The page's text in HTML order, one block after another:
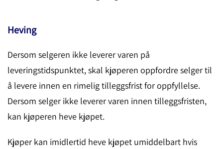
Heving
Dersom selgeren ikke leverer varen på
leveringstidspunktet, skal kjøperen oppfordre selger til
å levere innen en rimelig tilleggsfrist for oppfyllelse.
Dersom selger ikke leverer varen innen tilleggsfristen,
kan kjøperen heve kjøpet.
Kjøper kan imidlertid heve kjøpet umiddelbart hvis